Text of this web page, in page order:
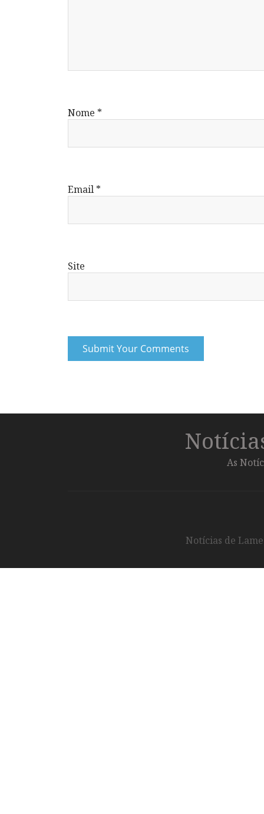
Nome *
Email *
Site
As
Notícias de